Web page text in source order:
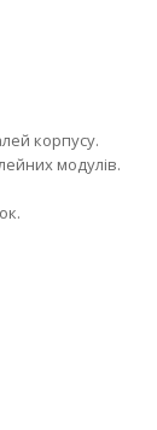
корпусу.
модулів.